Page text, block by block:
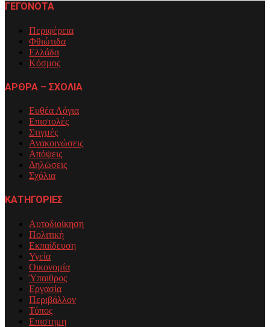
ΓΕΓΟΝΟΤΑ
Περιφέρεια
Φθιώτιδα
Ελλάδα
Κόσμος
ΑΡΘΡΑ – ΣΧΟΛΙΑ
Ευθέα Λόγια
Επιστολές
Στιγμές
Ανακοινώσεις
Απόψεις
Δηλώσεις
Σχόλια
ΚΑΤΗΓΟΡΙΕΣ
Αυτοδιοίκηση
Πολιτική
Εκπαίδευση
Υγεία
Οικονομία
Ύπαιθρος
Εργασία
Περιβάλλον
Τύπος
Επιστημη